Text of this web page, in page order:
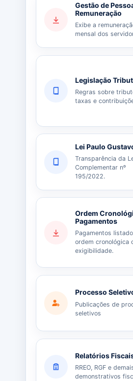
Gestão de
Remuneração
Exibe a
mensal dos
Legislação
Regras sobre
taxas e
Lei Paulo
Transparência da
Complementar nº
195/2022.
Ordem
Pagamentos
Pagamentos
ordem cronológica
exigibilidade.
Processo
Publicações de
seletivos
Relatórios
RREO, RGF e
demonstrativos